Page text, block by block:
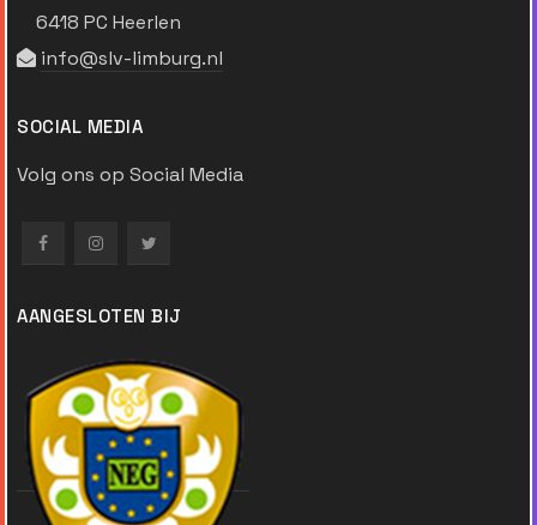
6418 PC Heerlen
info@slv-limburg.nl
SOCIAL MEDIA
Volg ons op Social Media
AANGESLOTEN BIJ